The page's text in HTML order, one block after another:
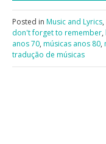
Posted in Music and Lyrics,
don't forget to remember,
anos 70, músicas anos 80,
tradução de músicas